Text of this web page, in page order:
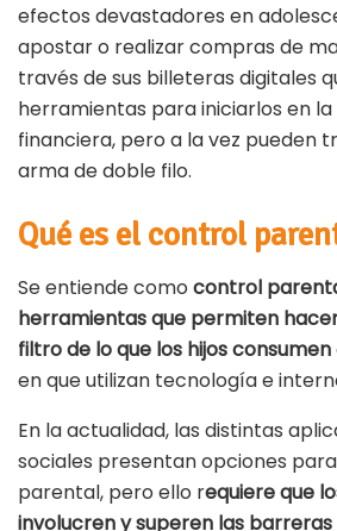
efectos devastadores en
apostar o realizar compras de
través de sus billeteras digitales
herramientas para iniciarlos en
financiera, pero a la vez pueden
arma de doble filo.
Qué es el control
Se entiende como control
herramientas que permiten
filtro de lo que los hijos consumen
en que utilizan tecnología e
En la actualidad, las distintas
sociales presentan opciones
parental, pero ello requiere que
involucren y superen las